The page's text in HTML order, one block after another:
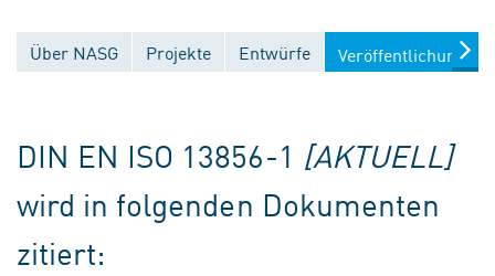
Über NASG Projekte Entwürfe Veröffentlichungen
DIN EN ISO 13856-1 [AKTUELL]
wird in folgenden Dokumenten
zitiert: